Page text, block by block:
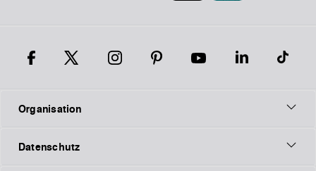
Organisation
Datenschutz